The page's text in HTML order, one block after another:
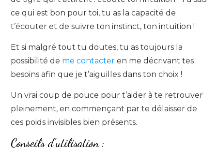
ce qui est bon pour toi, tu as la capacité de
t’écouter et de suivre ton instinct, ton intuition !
Et si malgré tout tu doutes, tu as toujours la
possibilité de me contacter en me décrivant tes
besoins afin que je t’aiguilles dans ton choix !
Un vrai coup de pouce pour t’aider à te retrouver
pleinement, en commençant par te délaisser de
ces poids invisibles bien présents.
Conseils d’utilisation :